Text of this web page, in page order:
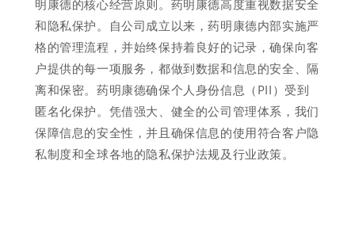
明康德的核心经营原则。药明康德高度重视数据安全
和隐私保护。自公司成立以来，药明康德内部实施严
格的管理流程，并始终保持着良好的记录，确保向客
户提供的每一项服务，都做到数据和信息的安全、隔
离和保密。药明康德确保个人身份信息（PII）受到
匿名化保护。凭借强大、健全的公司管理体系，我们
保障信息的安全性，并且确保信息的使用符合客户隐
私制度和全球各地的隐私保护法规及行业政策。